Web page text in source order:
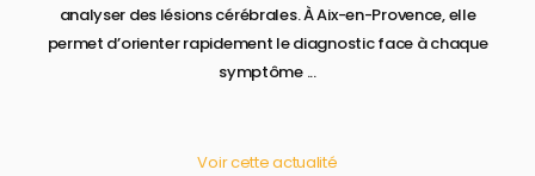
analyser des lésions cérébrales. À Aix-en-Provence, elle
permet d’orienter rapidement le diagnostic face à chaque
symptôme ...
Voir cette actualité